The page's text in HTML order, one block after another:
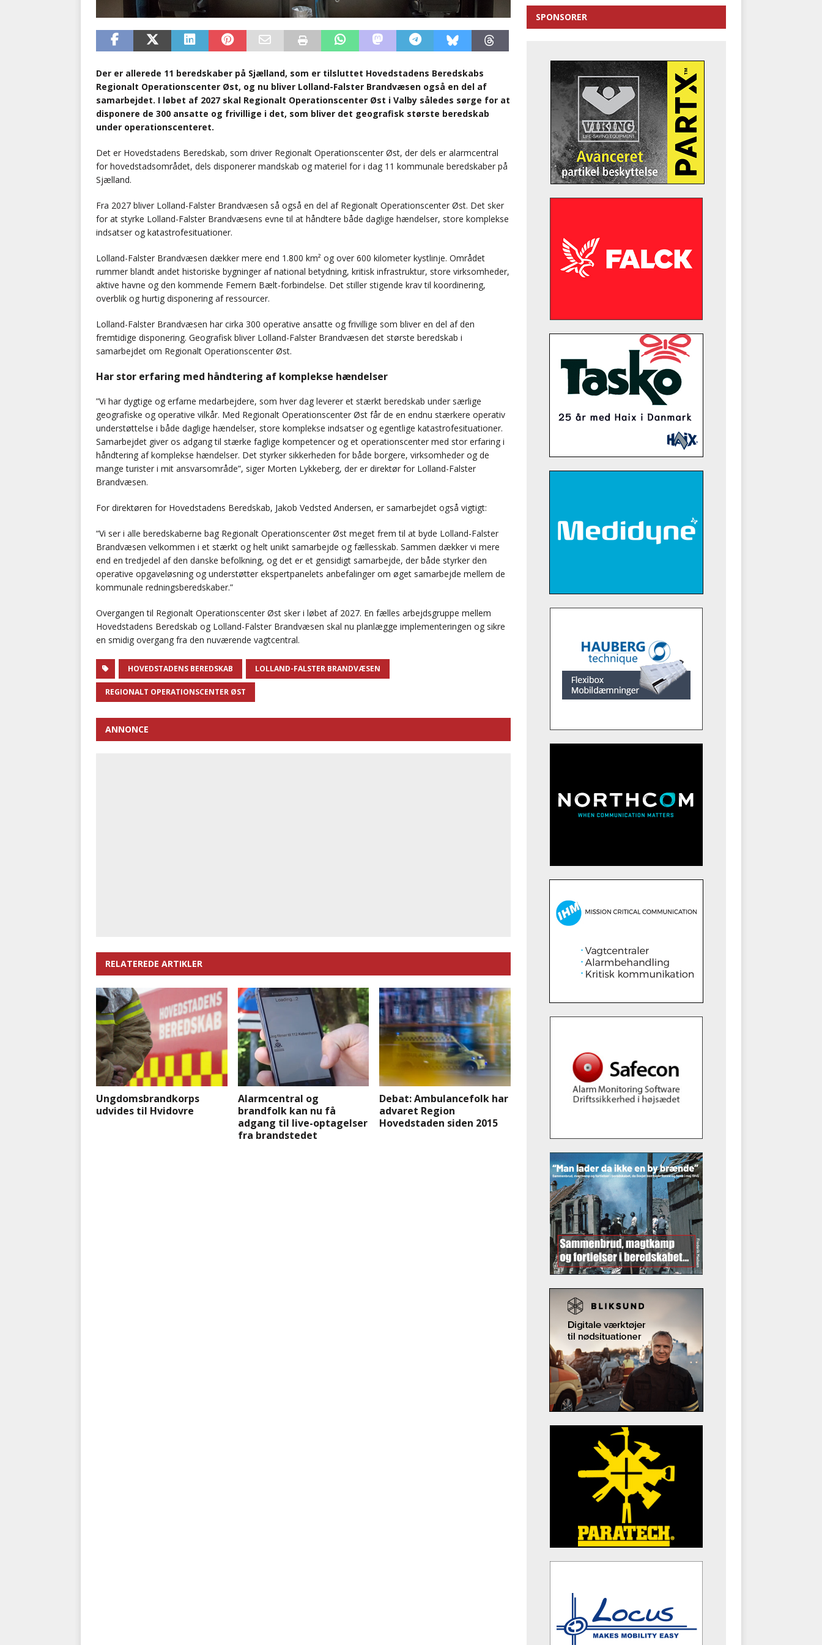
Der er allerede 11 beredskaber på Sjælland, som er tilsluttet Hovedstadens Beredskabs
Regionalt Operationscenter Øst, og nu bliver Lolland-Falster Brandvæsen også en del af
samarbejdet. I løbet af 2027 skal Regionalt Operationscenter Øst i Valby således sørge for at
disponere de 300 ansatte og frivillige i det, som bliver det geografisk største beredskab
under operationscenteret.
Det er Hovedstadens Beredskab, som driver Regionalt Operationscenter Øst, der dels er alarmcentral
for hovedstadsområdet, dels disponerer mandskab og materiel for i dag 11 kommunale beredskaber på
Sjælland.
Fra 2027 bliver Lolland-Falster Brandvæsen så også en del af Regionalt Operationscenter Øst. Det sker
for at styrke Lolland-Falster Brandvæsens evne til at håndtere både daglige hændelser, store komplekse
indsatser og katastrofesituationer.
Lolland-Falster Brandvæsen dækker mere end 1.800 km² og over 600 kilometer kystlinje. Området
rummer blandt andet historiske bygninger af national betydning, kritisk infrastruktur, store virksomheder,
aktive havne og den kommende Femern Bælt-forbindelse. Det stiller stigende krav til koordinering,
overblik og hurtig disponering af ressourcer.
Lolland-Falster Brandvæsen har cirka 300 operative ansatte og frivillige som bliver en del af den
fremtidige disponering. Geografisk bliver Lolland-Falster Brandvæsen det største beredskab i
samarbejdet om Regionalt Operationscenter Øst.
Har stor erfaring med håndtering af komplekse hændelser
”Vi har dygtige og erfarne medarbejdere, som hver dag leverer et stærkt beredskab under særlige
geografiske og operative vilkår. Med Regionalt Operationscenter Øst får de en endnu stærkere operativ
understøttelse i både daglige hændelser, store komplekse indsatser og egentlige katastrofesituationer.
Samarbejdet giver os adgang til stærke faglige kompetencer og et operationscenter med stor erfaring i
håndtering af komplekse hændelser. Det styrker sikkerheden for både borgere, virksomheder og de
mange turister i mit ansvarsområde”, siger Morten Lykkeberg, der er direktør for Lolland-Falster
Brandvæsen.
For direktøren for Hovedstadens Beredskab, Jakob Vedsted Andersen, er samarbejdet også vigtigt:
“Vi ser i alle beredskaberne bag Regionalt Operationscenter Øst meget frem til at byde Lolland-Falster
Brandvæsen velkommen i et stærkt og helt unikt samarbejde og fællesskab. Sammen dækker vi mere
end en tredjedel af den danske befolkning, og det er et gensidigt samarbejde, der både styrker den
operative opgaveløsning og understøtter ekspertpanelets anbefalinger om øget samarbejde mellem de
kommunale redningsberedskaber.”
Overgangen til Regionalt Operationscenter Øst sker i løbet af 2027. En fælles arbejdsgruppe mellem
Hovedstadens Beredskab og Lolland-Falster Brandvæsen skal nu planlægge implementeringen og sikre
en smidig overgang fra den nuværende vagtcentral.
HOVEDSTADENS BEREDSKAB LOLLAND-FALSTER BRANDVÆSEN
REGIONALT OPERATIONSCENTER ØST
ANNONCE
RELATEREDE ARTIKLER
Ungdomsbrandkorps
udvides til Hvidovre
Alarmcentral og
brandfolk kan nu få
adgang til live-optagelser
fra brandstedet
Debat: Ambulancefolk har
advaret Region
Hovedstaden siden 2015
SPONSORER